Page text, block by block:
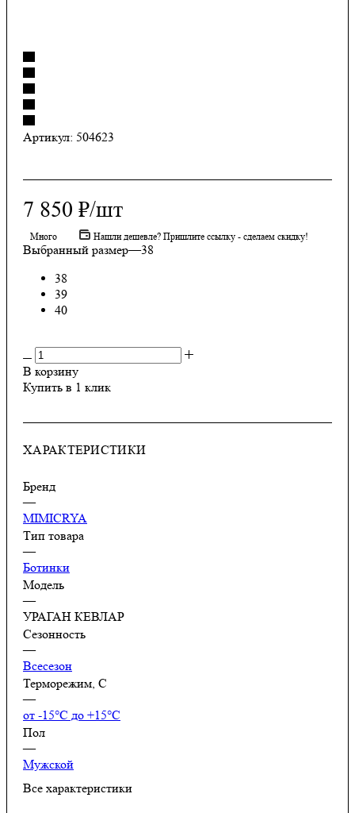
Артикул: 504623
7 850 ₽/шт
Много Нашли дешевле? Пришлите ссылку - сделаем скидку!
Выбранный размер—38
38
39
40
В корзину
Купить в 1 клик
ХАРАКТЕРИСТИКИ
Бренд
—
MIMICRYA
Тип товара
—
Ботинки
Модель
—
УРАГАН КЕВЛАР
Сезонность
—
Всесезон
Терморежим, C
—
от -15°С до +15°С
Пол
—
Мужской
Все характеристики